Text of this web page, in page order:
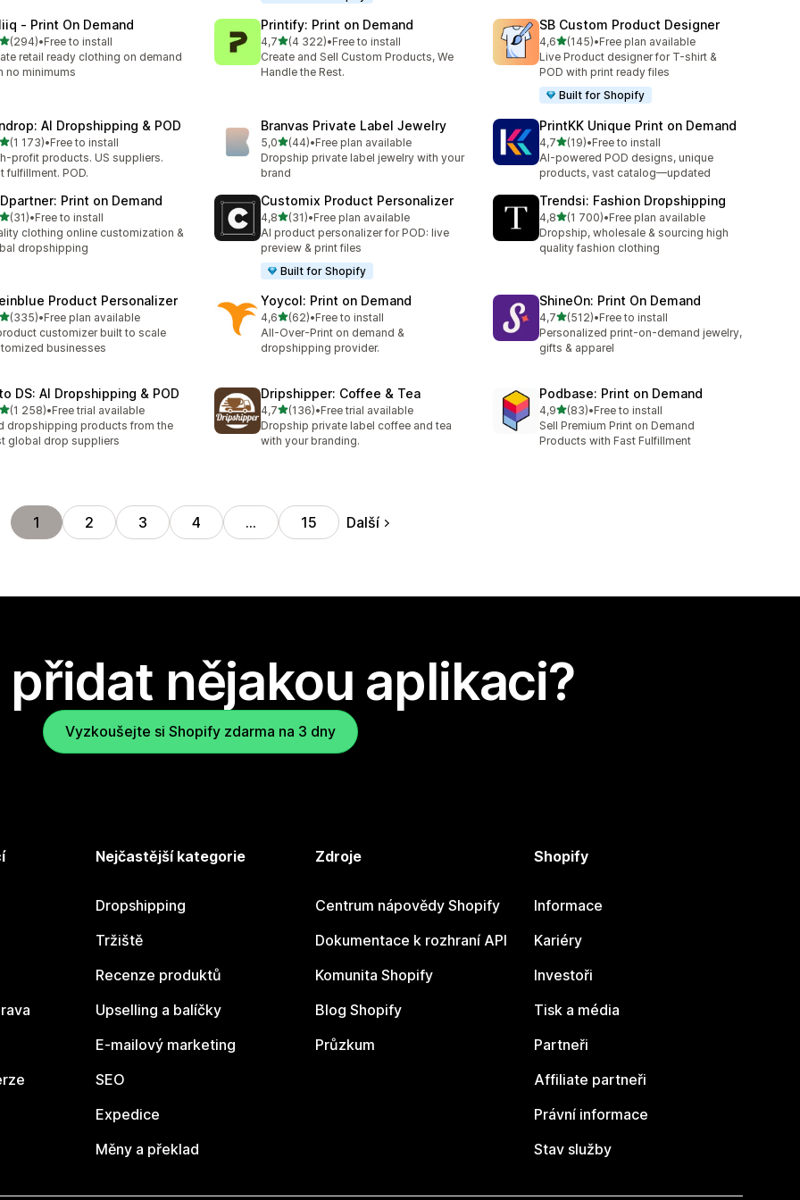
‑ Print On Demand
z 5 hvězd
(294)počet recenzí: 294
•Free to install
retail ready clothing on demand
no minimums
Printify: Print on Demand
4,7z 5 hvězd
(4 322)
Celkový počet recenzí: 4322
•Free to install
Create and Sell Custom Products, We
Handle the Rest.
SB Custom Product Designer
4,6z 5 hvězd
(145)
Celkový počet recenzí: 145
•Free plan available
Live Product designer for T-shirt &
POD with print ready files
Built for Shopify
AI Dropshipping & POD
z 5 hvězd
(1 173)
počet recenzí: 1173
•Free to install
profit products. US suppliers.
fulfillment. POD.
Branvas Private Label Jewelry
5,0z 5 hvězd
(44)
Celkový počet recenzí: 44
•Free plan available
Dropship private label jewelry with your
brand
PrintKK Unique Print on Demand
4,7z 5 hvězd
(19)
Celkový počet recenzí: 19
•Free to install
AI-powered POD designs, unique
products, vast catalog—updated
Print on Demand
z 5 hvězd
(31)počet recenzí: 31
•Free to install
clothing online customization &
dropshipping
Customix Product Personalizer
4,8z 5 hvězd
(31)
Celkový počet recenzí: 31
•Free plan available
AI product personalizer for POD: live
preview & print files
Built for Shopify
Trendsi: Fashion Dropshipping
4,8z 5 hvězd
(1 700)
Celkový počet recenzí: 1700
•Free plan available
Dropship, wholesale & sourcing high
quality fashion clothing
Product Personalizer
z 5 hvězd
(335)počet recenzí: 335
•Free plan available
customizer built to scale
businesses
Yoycol: Print on Demand
4,6z 5 hvězd
(62)
Celkový počet recenzí: 62
•Free to install
All-Over-Print on demand &
dropshipping provider.
ShineOn: Print On Demand
4,7z 5 hvězd
(512)
Celkový počet recenzí: 512
•Free to install
Personalized print-on-demand jewelry,
gifts & apparel
DS: AI Dropshipping & POD
z 5 hvězd
(1 258)počet recenzí: 1258
•Free trial available
dropshipping products from the
global drop suppliers
Dripshipper: Coffee & Tea
4,7z 5 hvězd
(136)
Celkový počet recenzí: 136
•Free trial available
Dropship private label coffee and tea
with your branding.
Podbase: Print on Demand
4,9z 5 hvězd
(83)
Celkový počet recenzí: 83
•Free to install
Sell Premium Print on Demand
Products with Fast Fulfillment
1 2 3 4 … 15 Další
nějakou aplikaci?
Vyzkoušejte si Shopify zdarma na 3 dny
Nejčastější kategorie
Dropshipping
Tržiště
Recenze produktů
Upselling a balíčky
E-mailový marketing
SEO
Expedice
Měny a překlad
Zdroje
Centrum nápovědy Shopify
Dokumentace k rozhraní API
Komunita Shopify
Blog Shopify
Průzkum
Shopify
Informace
Kariéry
Investoři
Tisk a média
Partneři
Affiliate partneři
Právní informace
Stav služby